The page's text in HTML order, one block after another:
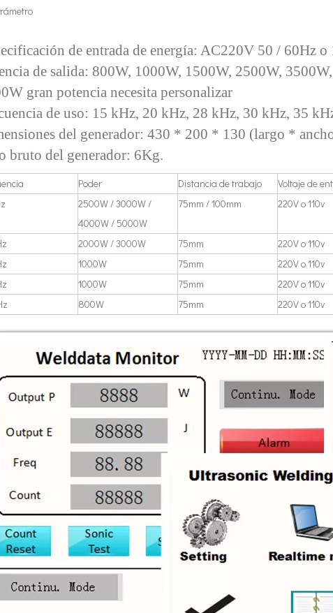
y los medicamentos antienvejecimiento de los productos
de plástico ultrasónico? El principio de la máquina de soldadura de
y los medicamentos antienvejecimiento de los productos
de entrada de energía: AC220V 50 / 60Hz o
de salida: 800W, 1000W, 1500W, 2500W,
gran potencia necesita personalizar
de uso: 15 kHz, 20 kHz, 28 kHz, 30 kHz, 35
del generador: 430 * 200 * 130 (largo *
bruto del generador: 6Kg.
Poder Distancia de trabajo Voltaje de
2500W / 3000W /
4000W / 5000W
75mm / 100mm 220V o 110v
2000W / 3000W 75mm 220V o 110v
1000W 75mm 220V o 110v
1000W 75mm 220V o 110v
800W 75mm 220V o 110v